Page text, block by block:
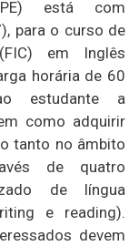
está com
para o curso de
em Inglês
horária de 60
estudante a
como adquirir
tanto no âmbito
de quatro
de língua
e reading).
devem